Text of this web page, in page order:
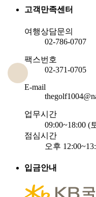
고객만족센터
여행상담문의
02-786-0707
팩스번호
02-371-0705
E-mail
업무시간
09:00~18:00 (
점심시간
오후
입금안내